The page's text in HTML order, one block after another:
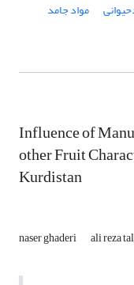
مواد جامد
Influence of
other Fruit
Kurdistan
naser ghaderi
ali reza